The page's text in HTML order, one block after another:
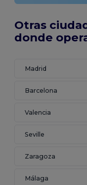
Otras
donde
Madrid
Barcelona
Valencia
Seville
Zaragoza
Málaga